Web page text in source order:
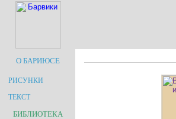
О БАРИЮСЕ
РИСУНКИ
ТЕКСТ
БИБЛИОТЕКА